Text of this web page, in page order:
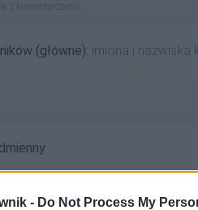
- Do Not Process My
z komentarzami)
(główne): imiona i nazwiska